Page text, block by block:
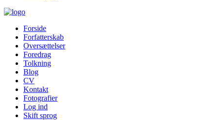
Forside
Forfatterskab
Oversættelser
Foredrag
Tolkning
Blog
CV
Kontakt
Fotografier
Log ind
Skift sprog